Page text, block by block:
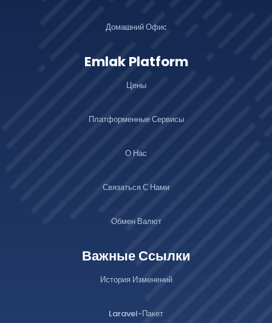
Домашний Офис
Emlak Platform
Цены
Платформенные Сервисы
О Нас
Связаться С Нами
Обмен Валют
Важные Ссылки
История Изменений
Laravel-Пакет